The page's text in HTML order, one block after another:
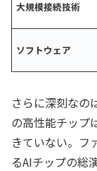
大規模接続技術
ソフトウェア
さらに深刻なの
の高性能チップ
きていない。フ
るAIチップの総